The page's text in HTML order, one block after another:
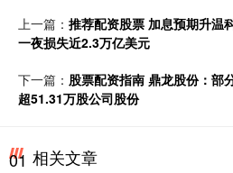
上一篇： 推荐配资股票 加息预期升温
一夜损失近2.3万亿美元
下一篇： 股票配资指南 鼎龙股份：部
超51.31万股公司股份
01 相关文章